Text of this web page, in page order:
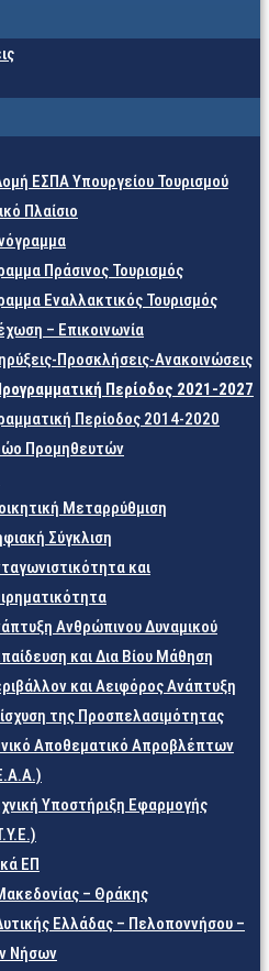
ΕΣΠΑ Υπουργείου Τουρισμού
Πλαίσιο
Πράσινος Τουρισμός
Εναλλακτικός Τουρισμός
– Επικοινωνία
Προσκλήσεις-Ανακοινώσεις
Περίοδος 2021-2027
Περίοδος 2014-2020
Προμηθευτών
Μεταρρύθμιση
Σύγκλιση
και
Ανθρώπινου Δυναμικού
και Δια Βίου Μάθηση
και Αειφόρος Ανάπτυξη
της Προσπελασιμότητας
Αποθεματικό Απροβλέπτων
Υποστήριξη Εφαρμογής
ΕΠ
– Θράκης
Ελλάδας – Πελοποννήσου –
Νήσων